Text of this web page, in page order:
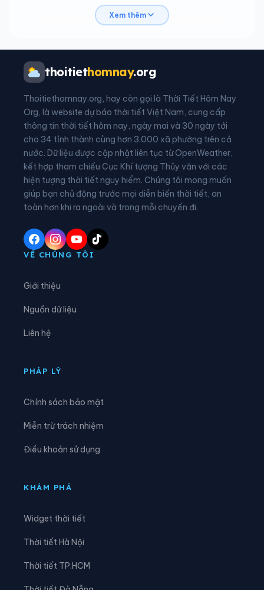
Xã Ba Gia
Xã Ba Vì
Xã Ba Xa
Xã Bình Minh Xã Bình Sơn
Xã Bờ Y Xã Cà Đam
Xã Đăk Hà Xã Đăk Kôi
Xã Đăk Long Xã Đăk Mar
Xã Đăk Môn Xã Đăk Pék
Xã Đăk Plô
Xã Đăk Rơ Wa
Xã Dục Nông
Xã Măng Bút
Xem thêm
thoitiethomnay.org
Thoitiethomnay.org, hay còn gọi là Thời Tiết Hôm Nay
Org, là website dự báo thời tiết Việt Nam, cung cấp
thông tin thời tiết hôm nay, ngày mai và 30 ngày tới
cho 34 tỉnh thành cùng hơn 3.000 xã phường trên cả
nước. Dữ liệu được cập nhật liên tục từ OpenWeather,
kết hợp tham chiếu Cục Khí tượng Thủy văn với các
hiện tượng thời tiết nguy hiểm. Chúng tôi mong muốn
giúp bạn chủ động trước mọi diễn biến thời tiết, an
toàn hơn khi ra ngoài và trong mỗi chuyến đi.
VỀ CHÚNG TÔI
Giới thiệu
Nguồn dữ liệu
Liên hệ
PHÁP LÝ
Chính sách bảo mật
Miễn trừ trách nhiệm
Điều khoản sử dụng
KHÁM PHÁ
Widget thời tiết
Thời tiết Hà Nội
Thời tiết TP.HCM